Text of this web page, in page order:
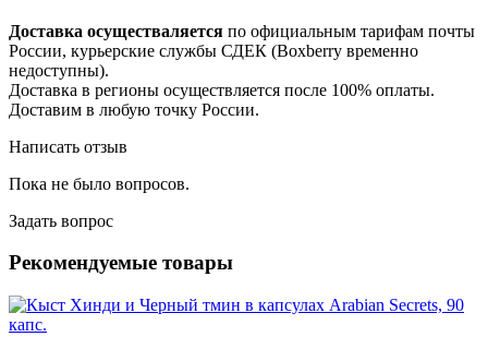
Доставка осуществаляется по официальным тарифам почты
России, курьерские службы СДЕК (Boxberry временно
недоступны).
Доставка в регионы осуществляется после 100% оплаты.
Доставим в любую точку России.
Написать отзыв
Пока не было вопросов.
Задать вопрос
Рекомендуемые товары